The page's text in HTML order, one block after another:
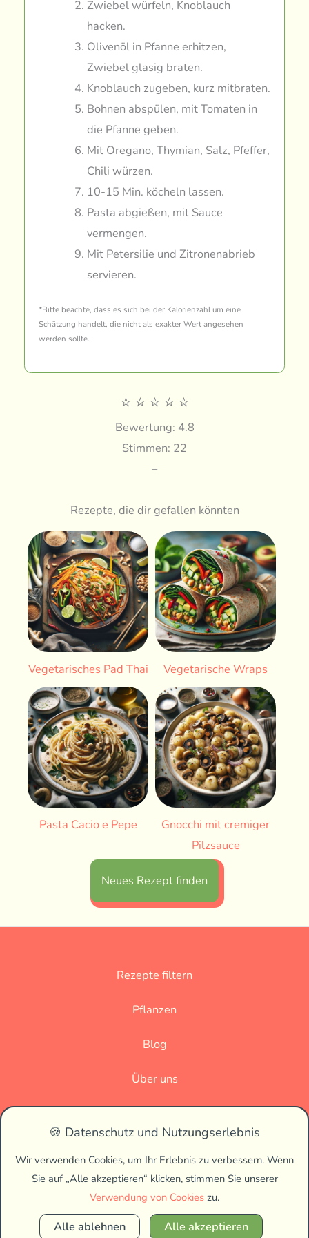
🍪 Datenschutz und Nutzungserlebnis
Wir verwenden Cookies, um Ihr Erlebnis zu verbessern. Wenn
Sie auf „Alle akzeptieren“ klicken, stimmen Sie unserer
Verwendung von Cookies zu.
Alle ablehnen Alle akzeptieren
Zwiebel würfeln, Knoblauch
hacken.
Olivenöl in Pfanne erhitzen,
Zwiebel glasig braten.
Knoblauch zugeben, kurz mitbraten.
Bohnen abspülen, mit Tomaten in
die Pfanne geben.
Mit Oregano, Thymian, Salz, Pfeffer,
Chili würzen.
10-15 Min. köcheln lassen.
Pasta abgießen, mit Sauce
vermengen.
Mit Petersilie und Zitronenabrieb
servieren.
*Bitte beachte, dass es sich bei der Kalorienzahl um eine
Schätzung handelt, die nicht als exakter Wert angesehen
werden sollte.
⭐ ⭐ ⭐ ⭐ ⭐
Bewertung: 4.8
Stimmen: 22
–
Rezepte, die dir gefallen könnten
Vegetarisches Pad Thai Vegetarische Wraps
Pasta Cacio e Pepe
Gnocchi mit cremiger
Pilzsauce
Neues Rezept finden
Rezepte filtern
Pflanzen
Blog
Über uns
Copyright © 2026 Vegan Biss